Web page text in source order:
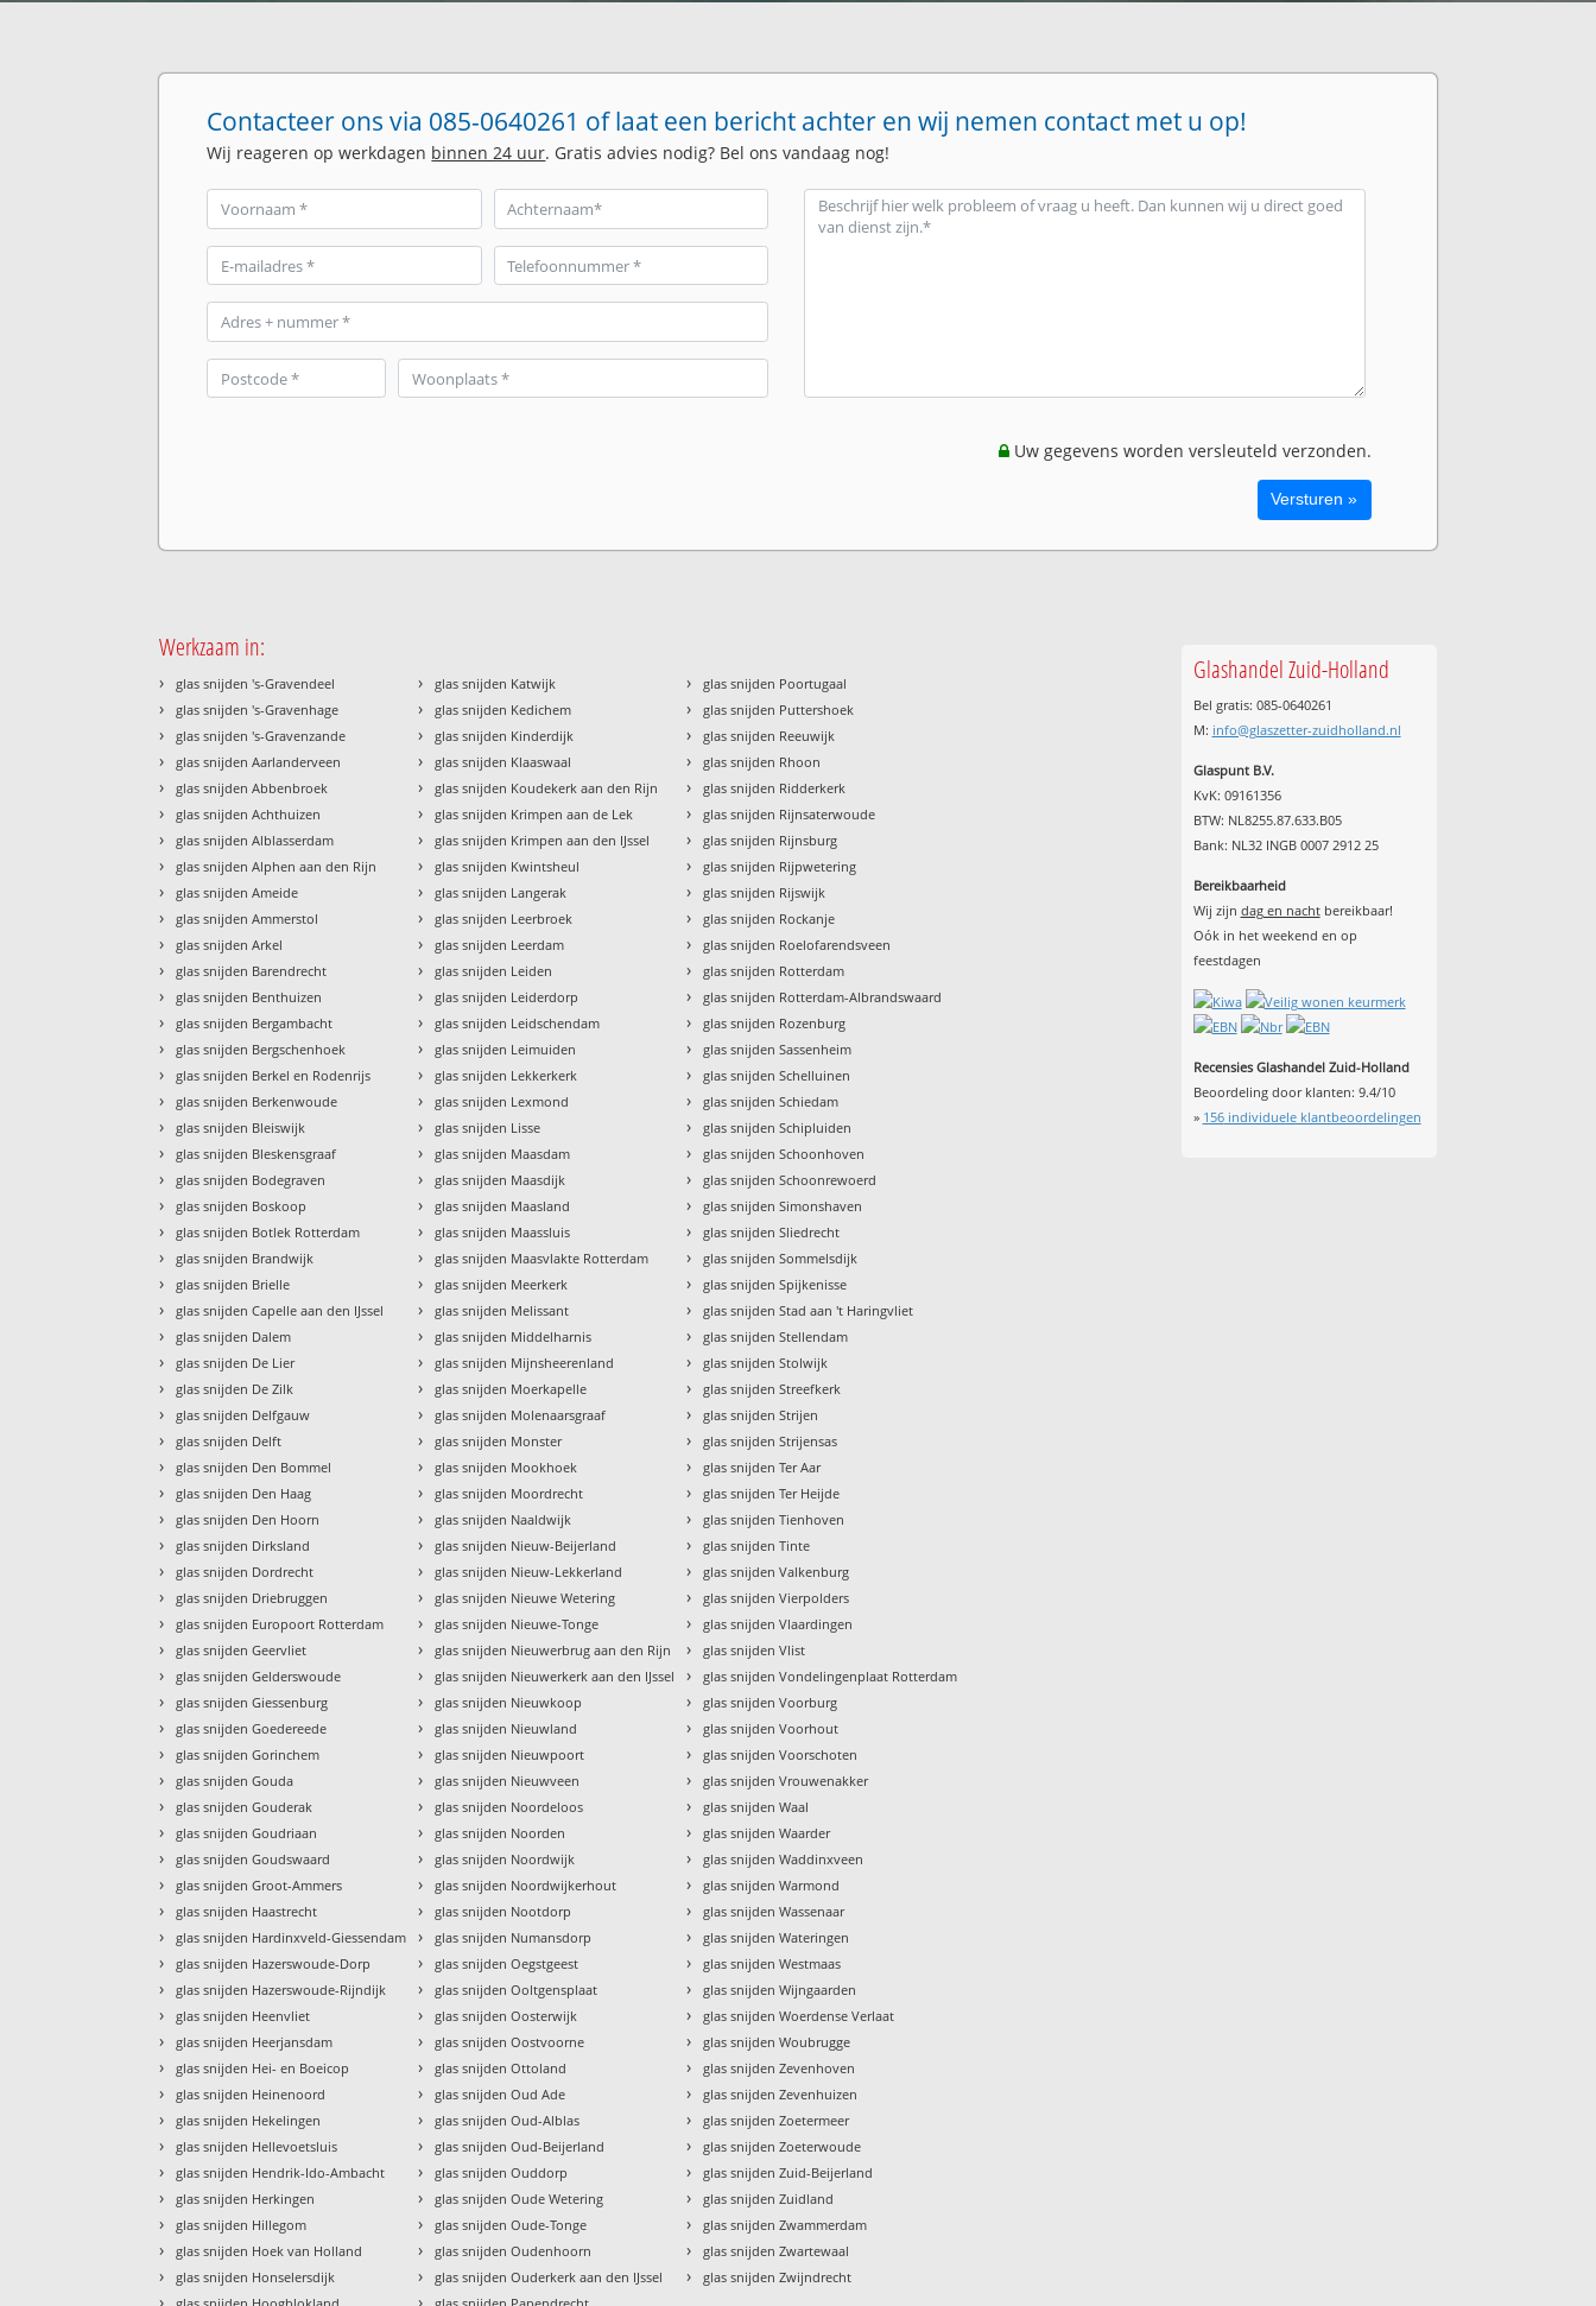
Contacteer ons via 085-0640261 of laat een bericht achter en wij nemen contact met u op!
Wij reageren op werkdagen binnen 24 uur. Gratis advies nodig? Bel ons vandaag nog!
Uw gegevens worden versleuteld verzonden.
Werkzaam in:
› glas snijden 's-Gravendeel
› glas snijden 's-Gravenhage
› glas snijden 's-Gravenzande
› glas snijden Aarlanderveen
› glas snijden Abbenbroek
› glas snijden Achthuizen
› glas snijden Alblasserdam
› glas snijden Alphen aan den Rijn
› glas snijden Ameide
› glas snijden Ammerstol
› glas snijden Arkel
› glas snijden Barendrecht
› glas snijden Benthuizen
› glas snijden Bergambacht
› glas snijden Bergschenhoek
› glas snijden Berkel en Rodenrijs
› glas snijden Berkenwoude
› glas snijden Bleiswijk
› glas snijden Bleskensgraaf
› glas snijden Bodegraven
› glas snijden Boskoop
› glas snijden Botlek Rotterdam
› glas snijden Brandwijk
› glas snijden Brielle
› glas snijden Capelle aan den IJssel
› glas snijden Dalem
› glas snijden De Lier
› glas snijden De Zilk
› glas snijden Delfgauw
› glas snijden Delft
› glas snijden Den Bommel
› glas snijden Den Haag
› glas snijden Den Hoorn
› glas snijden Dirksland
› glas snijden Dordrecht
› glas snijden Driebruggen
› glas snijden Europoort Rotterdam
› glas snijden Geervliet
› glas snijden Gelderswoude
› glas snijden Giessenburg
› glas snijden Goedereede
› glas snijden Gorinchem
› glas snijden Gouda
› glas snijden Gouderak
› glas snijden Goudriaan
› glas snijden Goudswaard
› glas snijden Groot-Ammers
› glas snijden Haastrecht
› glas snijden Hardinxveld-Giessendam
› glas snijden Hazerswoude-Dorp
› glas snijden Hazerswoude-Rijndijk
› glas snijden Heenvliet
› glas snijden Heerjansdam
› glas snijden Hei- en Boeicop
› glas snijden Heinenoord
› glas snijden Hekelingen
› glas snijden Hellevoetsluis
› glas snijden Hendrik-Ido-Ambacht
› glas snijden Herkingen
› glas snijden Hillegom
› glas snijden Hoek van Holland
› glas snijden Honselersdijk
›
› glas snijden Katwijk
› glas snijden Kedichem
› glas snijden Kinderdijk
› glas snijden Klaaswaal
› glas snijden Koudekerk aan den Rijn
› glas snijden Krimpen aan de Lek
› glas snijden Krimpen aan den IJssel
› glas snijden Kwintsheul
› glas snijden Langerak
› glas snijden Leerbroek
› glas snijden Leerdam
› glas snijden Leiden
› glas snijden Leiderdorp
› glas snijden Leidschendam
› glas snijden Leimuiden
› glas snijden Lekkerkerk
› glas snijden Lexmond
› glas snijden Lisse
› glas snijden Maasdam
› glas snijden Maasdijk
› glas snijden Maasland
› glas snijden Maassluis
› glas snijden Maasvlakte Rotterdam
› glas snijden Meerkerk
› glas snijden Melissant
› glas snijden Middelharnis
› glas snijden Mijnsheerenland
› glas snijden Moerkapelle
› glas snijden Molenaarsgraaf
› glas snijden Monster
› glas snijden Mookhoek
› glas snijden Moordrecht
› glas snijden Naaldwijk
› glas snijden Nieuw-Beijerland
› glas snijden Nieuw-Lekkerland
› glas snijden Nieuwe Wetering
› glas snijden Nieuwe-Tonge
› glas snijden Nieuwerbrug aan den Rijn
› glas snijden Nieuwerkerk aan den IJssel
› glas snijden Nieuwkoop
› glas snijden Nieuwland
› glas snijden Nieuwpoort
› glas snijden Nieuwveen
› glas snijden Noordeloos
› glas snijden Noorden
› glas snijden Noordwijk
› glas snijden Noordwijkerhout
› glas snijden Nootdorp
› glas snijden Numansdorp
› glas snijden Oegstgeest
› glas snijden Ooltgensplaat
› glas snijden Oosterwijk
› glas snijden Oostvoorne
› glas snijden Ottoland
› glas snijden Oud Ade
› glas snijden Oud-Alblas
› glas snijden Oud-Beijerland
› glas snijden Ouddorp
› glas snijden Oude Wetering
› glas snijden Oude-Tonge
› glas snijden Oudenhoorn
› glas snijden Ouderkerk aan den IJssel
›
› glas snijden Poortugaal
› glas snijden Puttershoek
› glas snijden Reeuwijk
› glas snijden Rhoon
› glas snijden Ridderkerk
› glas snijden Rijnsaterwoude
› glas snijden Rijnsburg
› glas snijden Rijpwetering
› glas snijden Rijswijk
› glas snijden Rockanje
› glas snijden Roelofarendsveen
› glas snijden Rotterdam
› glas snijden Rotterdam-Albrandswaard
› glas snijden Rozenburg
› glas snijden Sassenheim
› glas snijden Schelluinen
› glas snijden Schiedam
› glas snijden Schipluiden
› glas snijden Schoonhoven
› glas snijden Schoonrewoerd
› glas snijden Simonshaven
› glas snijden Sliedrecht
› glas snijden Sommelsdijk
› glas snijden Spijkenisse
› glas snijden Stad aan 't Haringvliet
› glas snijden Stellendam
› glas snijden Stolwijk
› glas snijden Streefkerk
› glas snijden Strijen
› glas snijden Strijensas
› glas snijden Ter Aar
› glas snijden Ter Heijde
› glas snijden Tienhoven
› glas snijden Tinte
› glas snijden Valkenburg
› glas snijden Vierpolders
› glas snijden Vlaardingen
› glas snijden Vlist
› glas snijden Vondelingenplaat Rotterdam
› glas snijden Voorburg
› glas snijden Voorhout
› glas snijden Voorschoten
› glas snijden Vrouwenakker
› glas snijden Waal
› glas snijden Waarder
› glas snijden Waddinxveen
› glas snijden Warmond
› glas snijden Wassenaar
› glas snijden Wateringen
› glas snijden Westmaas
› glas snijden Wijngaarden
› glas snijden Woerdense Verlaat
› glas snijden Woubrugge
› glas snijden Zevenhoven
› glas snijden Zevenhuizen
› glas snijden Zoetermeer
› glas snijden Zoeterwoude
› glas snijden Zuid-Beijerland
› glas snijden Zuidland
› glas snijden Zwammerdam
› glas snijden Zwartewaal
› glas snijden Zwijndrecht
Glashandel Zuid-Holland
Bel gratis: 085-0640261
M: info@glaszetter-zuidholland.nl
Glaspunt B.V.
KvK: 09161356
BTW: NL8255.87.633.B05
Bank: NL32 INGB 0007 2912 25
Bereikbaarheid
Wij zijn dag en nachtbereikbaar!
Oók in het weekend en op
feestdagen
Recensies Glashandel Zuid-Holland
Beoordeling door klanten: 9.4/10
» 156individuele klantbeoordelingen